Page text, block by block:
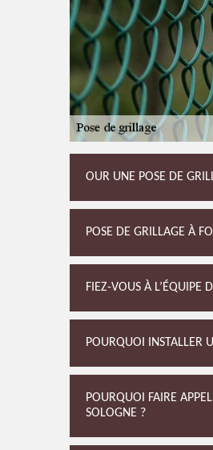
OUR UNE POSE DE
POSE DE GRILLAGE À
FIEZ-VOUS À L’ÉQUIPE
POURQUOI INSTALLER
POURQUOI FAIRE
SOLOGNE ?